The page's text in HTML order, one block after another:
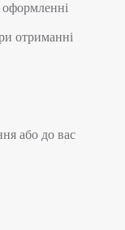
отриманні
або до вас